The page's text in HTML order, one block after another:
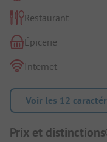
Restaurant
Épicerie
Internet
Voir les 12
Prix et distinctions